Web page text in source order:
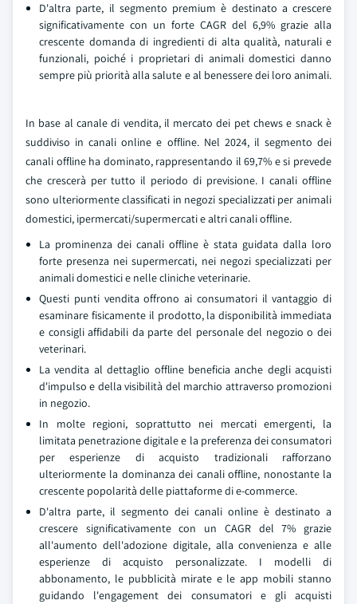
D'altra parte, il segmento premium è destinato a crescere
significativamente con un forte CAGR del 6,9% grazie alla
crescente domanda di ingredienti di alta qualità, naturali e
funzionali, poiché i proprietari di animali domestici danno
sempre più priorità alla salute e al benessere dei loro animali.
In base al canale di vendita, il mercato dei pet chews e snack è
suddiviso in canali online e offline. Nel 2024, il segmento dei
canali offline ha dominato, rappresentando il 69,7% e si prevede
che crescerà per tutto il periodo di previsione. I canali offline
sono ulteriormente classificati in negozi specializzati per animali
domestici, ipermercati/supermercati e altri canali offline.
La prominenza dei canali offline è stata guidata dalla loro
forte presenza nei supermercati, nei negozi specializzati per
animali domestici e nelle cliniche veterinarie.
Questi punti vendita offrono ai consumatori il vantaggio di
esaminare fisicamente il prodotto, la disponibilità immediata
e consigli affidabili da parte del personale del negozio o dei
veterinari.
La vendita al dettaglio offline beneficia anche degli acquisti
d'impulso e della visibilità del marchio attraverso promozioni
in negozio.
In molte regioni, soprattutto nei mercati emergenti, la
limitata penetrazione digitale e la preferenza dei consumatori
per esperienze di acquisto tradizionali rafforzano
ulteriormente la dominanza dei canali offline, nonostante la
crescente popolarità delle piattaforme di e-commerce.
D'altra parte, il segmento dei canali online è destinato a
crescere significativamente con un CAGR del 7% grazie
all'aumento dell'adozione digitale, alla convenienza e alle
esperienze di acquisto personalizzate. I modelli di
abbonamento, le pubblicità mirate e le app mobili stanno
guidando l'engagement dei consumatori e gli acquisti